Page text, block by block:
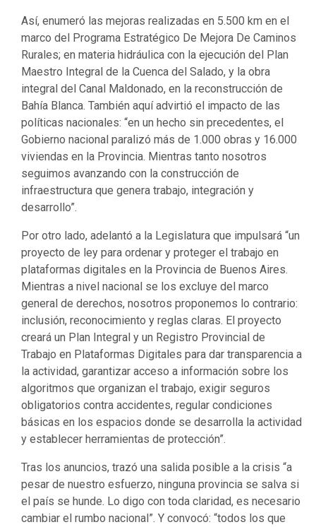
Así, enumeró las mejoras realizadas en 5.500 km en el
marco del Programa Estratégico De Mejora De Caminos
Rurales; en materia hidráulica con la ejecución del Plan
Maestro Integral de la Cuenca del Salado, y la obra
integral del Canal Maldonado, en la reconstrucción de
Bahía Blanca. También aquí advirtió el impacto de las
políticas nacionales: “en un hecho sin precedentes, el
Gobierno nacional paralizó más de 1.000 obras y 16.000
viviendas en la Provincia. Mientras tanto nosotros
seguimos avanzando con la construcción de
infraestructura que genera trabajo, integración y
desarrollo”.
Por otro lado, adelantó a la Legislatura que impulsará “un
proyecto de ley para ordenar y proteger el trabajo en
plataformas digitales en la Provincia de Buenos Aires.
Mientras a nivel nacional se los excluye del marco
general de derechos, nosotros proponemos lo contrario:
inclusión, reconocimiento y reglas claras. El proyecto
creará un Plan Integral y un Registro Provincial de
Trabajo en Plataformas Digitales para dar transparencia a
la actividad, garantizar acceso a información sobre los
algoritmos que organizan el trabajo, exigir seguros
obligatorios contra accidentes, regular condiciones
básicas en los espacios donde se desarrolla la actividad
y establecer herramientas de protección”.
Tras los anuncios, trazó una salida posible a la crisis “a
pesar de nuestro esfuerzo, ninguna provincia se salva si
el país se hunde. Lo digo con toda claridad, es necesario
cambiar el rumbo nacional”. Y convocó: “todos los que